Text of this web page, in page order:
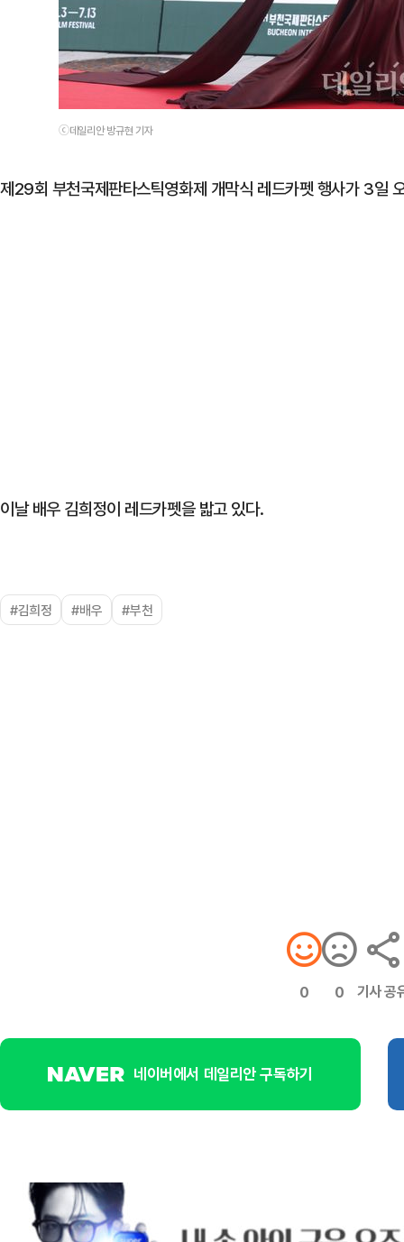
ⓒ데일리안 방규현 기자
제29회 부천국제판타스틱영화제 개막식 레드카펫 행사가 3일
이날 배우 김희정이 레드카펫을 밟고 있다.
#김희정 #배우 #부천
0 0 기사 공
네이버에서 데일리안 구독하기